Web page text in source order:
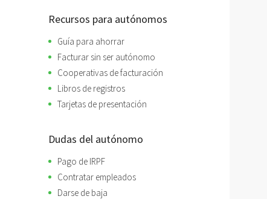
Recursos para autónomos
Guía para ahorrar
Facturar sin ser autónomo
Cooperativas de facturación
Libros de registros
Tarjetas de presentación
Dudas del autónomo
Pago de IRPF
Contratar empleados
Darse de baja